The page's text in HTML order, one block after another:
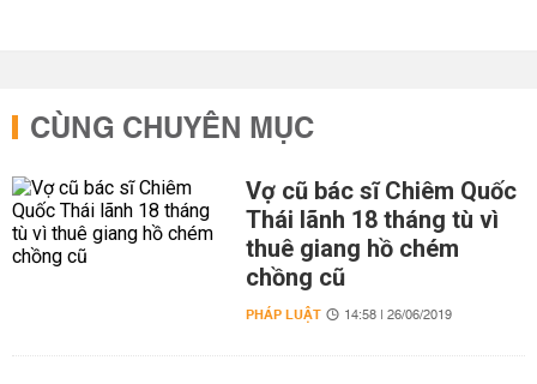
CÙNG CHUYÊN MỤC
Vợ cũ bác sĩ Chiêm Quốc
Thái lãnh 18 tháng tù vì
thuê giang hồ chém
chồng cũ
PHÁP LUẬT 14:58 | 26/06/2019